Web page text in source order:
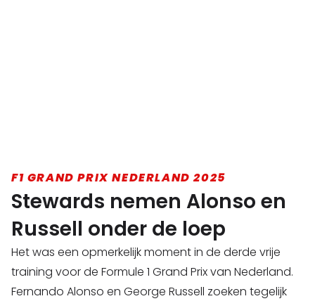
F1 GRAND PRIX NEDERLAND 2025
Stewards nemen Alonso en
Russell onder de loep
Het was een opmerkelijk moment in de derde vrije
training voor de Formule 1 Grand Prix van Nederland.
Fernando Alonso en George Russell zoeken tegelijk